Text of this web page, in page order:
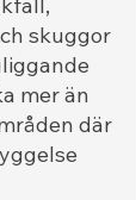
skuggor
mer än
där